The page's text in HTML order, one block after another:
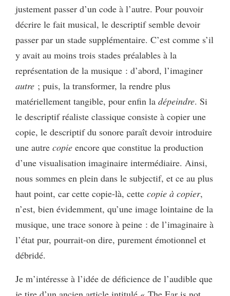
justement passer d’un code à l’autre. Pour pouvoir
décrire le fait musical, le descriptif semble devoir
passer par un stade supplémentaire. C’est comme s’il
y avait au moins trois stades préalables à la
représentation de la musique : d’abord, l’imaginer
autre ; puis, la transformer, la rendre plus
matériellement tangible, pour enfin la dépeindre. Si
le descriptif réaliste classique consiste à copier une
copie, le descriptif du sonore paraît devoir introduire
une autre copie encore que constitue la production
d’une visualisation imaginaire intermédiaire. Ainsi,
nous sommes en plein dans le subjectif, et ce au plus
haut point, car cette copie-là, cette copie à copier,
n’est, bien évidemment, qu’une image lointaine de la
musique, une trace sonore à peine : de l’imaginaire à
l’état pur, pourrait-on dire, purement émotionnel et
débridé.
Je m’intéresse à l’idée de déficience de l’audible que